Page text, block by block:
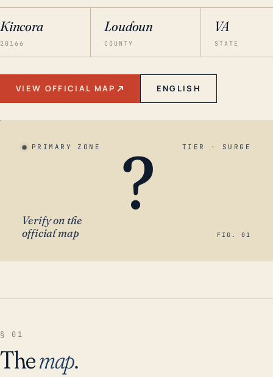
Kincora
20166
Loudoun
COUNTY
VA
STATE
VIEW OFFICIAL MAP ENGLISH
PRIMARY ZONE TIER · SURGE
?
Verify on the
official map
FIG. 01
§ 01
Themap.